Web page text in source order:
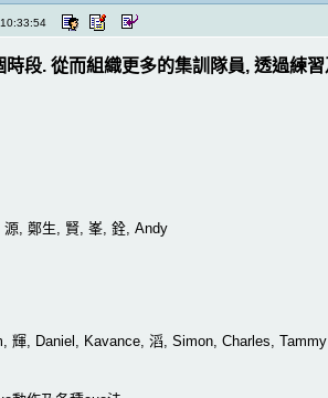
時段. 從而組織更多的集訓隊員, 透過練
源, 鄭生, 賢, 峯, 銓, Andy
輝, Daniel, Kavance, 滔, Simon, Charles, Tammy